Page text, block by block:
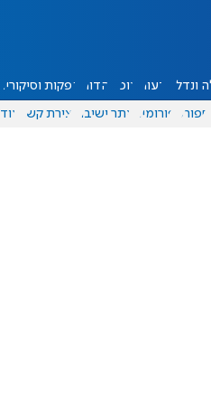
ונדל"ן דעות אוכל יהדות הפקות וסיקורים
ספורט פורומים אתר ישיבה יצירת קשר עוד